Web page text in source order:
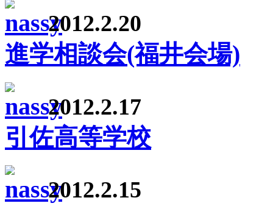
2012.2.20
進学相談会(福井会場)
2012.2.17
引佐高等学校
2012.2.15